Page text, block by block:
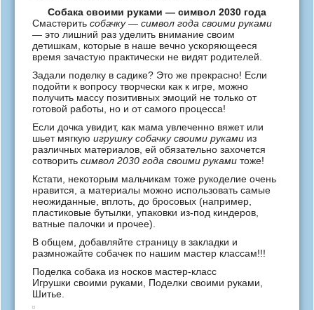
Собака своими руками — символ 2030 года
Смастерить собачку — символ года своими руками
— это лишний раз уделить внимание своим
детишкам, которые в наше вечно ускоряющееся
время зачастую практически не видят родителей.
Задали поделку в садике? Это же прекрасно! Если
подойти к вопросу творчески как к игре, можно
получить массу позитивных эмоций не только от
готовой работы, но и от самого процесса!
Если дочка увидит, как мама увлеченно вяжет или
шьет мягкую игрушку собачку своими руками из
различных материалов, ей обязательно захочется
сотворить символ 2030 года своими руками тоже!
Кстати, некоторым мальчикам тоже рукоделие очень
нравится, а материалы можно использовать самые
неожиданные, вплоть, до бросовых (например,
пластиковые бутылки, упаковки из-под киндеров,
ватные палочки и прочее).
В общем, добавляйте страницу в закладки и
размножайте собачек по нашим мастер классам!!!
Поделка собака из носков мастер-класс
Игрушки своими руками
Поделки своими руками
Шитье